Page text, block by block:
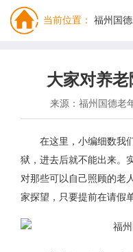
当前位置： 福州国
大家对养老
来源：福州国德老
在这里，小编细数我们
狱，进去后就不能出来。
对那些可以自己照顾的老
家探望，只要提前在请假